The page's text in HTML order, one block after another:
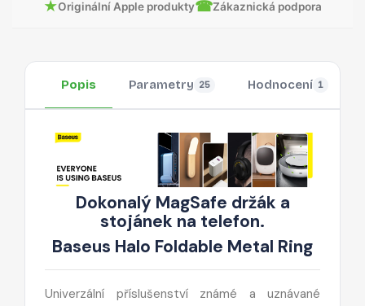
★Originální Apple produkty☎Zákaznická podpora
Popis Parametry 25 Hodnocení 1
Dokonalý MagSafe držák a
stojánek na telefon.
Baseus Halo Foldable Metal Ring
Univerzální příslušenství známé a uznávané